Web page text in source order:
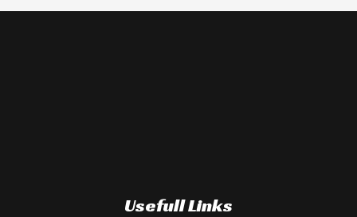
Usefull Links